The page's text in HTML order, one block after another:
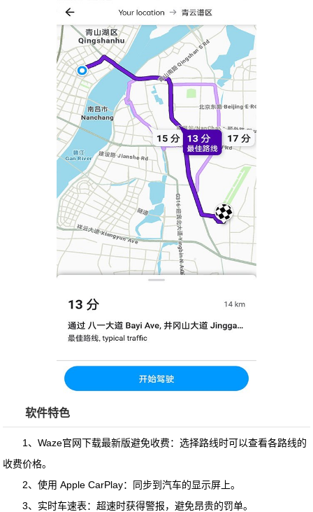
软件特色
1、Waze官网下载最新版避免收费：选择路线时可以查看各路线的
收费价格。
2、使用 Apple CarPlay：同步到汽车的显示屏上。
3、实时车速表：超速时获得警报，避免昂贵的罚单。